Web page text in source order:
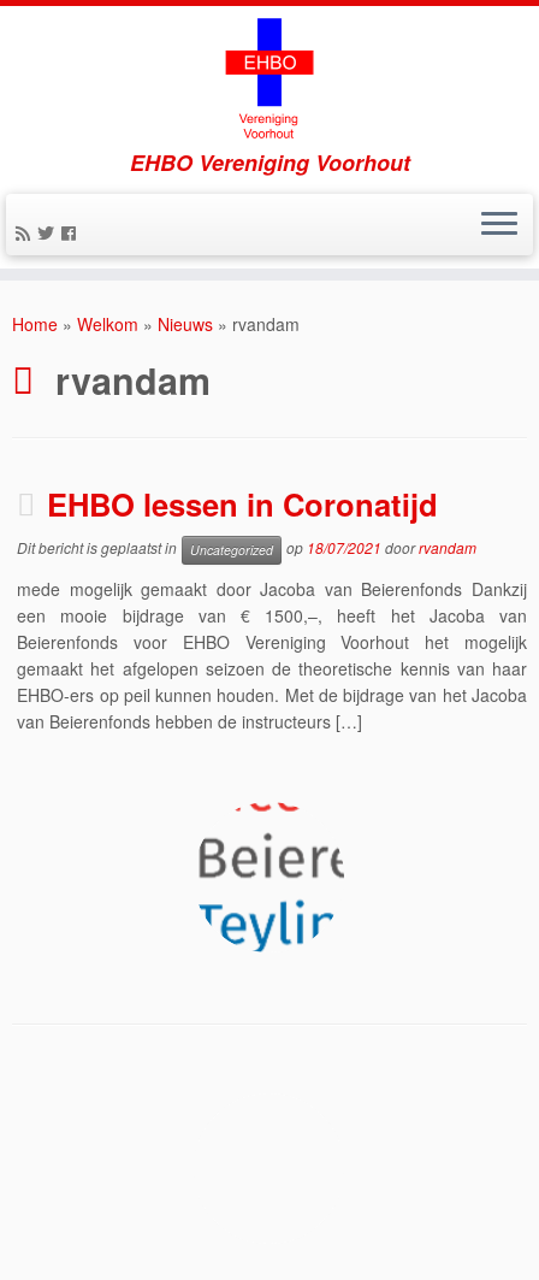
EHBO Vereniging Voorhout
Home » Welkom » Nieuws » rvandam
rvandam
EHBO lessen in Coronatijd
Dit bericht is geplaatst in Uncategorized op 18/07/2021 doorrvandam
mede mogelijk gemaakt door Jacoba van Beierenfonds Dankzij
een mooie bijdrage van € 1500,–, heeft het Jacoba van
Beierenfonds voor EHBO Vereniging Voorhout het mogelijk
gemaakt het afgelopen seizoen de theoretische kennis van haar
EHBO-ers op peil kunnen houden. Met de bijdrage van het Jacoba
van Beierenfonds hebben de instructeurs […]